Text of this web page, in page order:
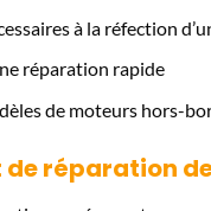
à la réfection
réparation rapide
de moteurs hors-
réparation